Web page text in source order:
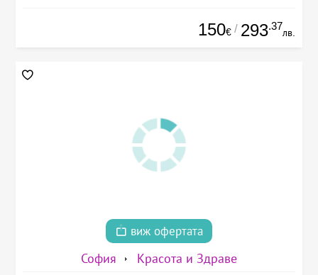
150€ / 293.37
лв.
виж офертата
София Красота и Здраве